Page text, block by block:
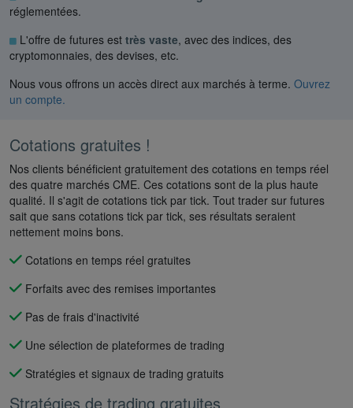
réglementées.
L'offre de futures est très vaste, avec des indices, des
cryptomonnaies, des devises, etc.
Nous vous offrons un accès direct aux marchés à terme. Ouvrez
un compte.
Cotations gratuites !
Nos clients bénéficient gratuitement des cotations en temps réel
des quatre marchés CME. Ces cotations sont de la plus haute
qualité. Il s'agit de cotations tick par tick. Tout trader sur futures
sait que sans cotations tick par tick, ses résultats seraient
nettement moins bons.
Cotations en temps réel gratuites
Forfaits avec des remises importantes
Pas de frais d'inactivité
Une sélection de plateformes de trading
Stratégies et signaux de trading gratuits
Stratégies de trading gratuites